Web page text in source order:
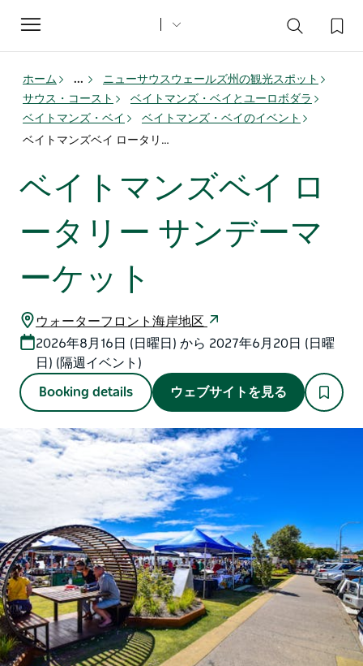
Toggle
navigation
ホーム ...
ニューサウスウェールズ州の観光スポット
サウス・コースト
ベイトマンズ・ベイとユーロボダラ
ベイトマンズ・ベイ
ベイトマンズ・ベイのイベント
ベイトマンズベイ ロータリー サンデーマーケット
ベイトマンズベイ ロ
ータリー サンデーマ
ーケット
ウォーターフロント海岸地区
2026年8月16日 (日曜日) から 2027年6月20日 (日曜
日) (隔週イベント)
Booking details ウェブサイトを見る